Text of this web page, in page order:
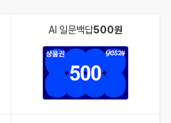
AI 일문백답500원